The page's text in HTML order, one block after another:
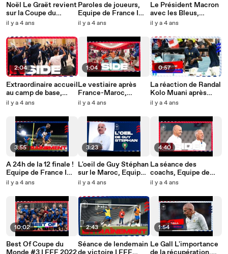
Noël Le Graët revient
sur la Coupe du
Monde des Bleus I
il y a 4 ans
2:04
Extraordinaire accueil
au camp de base,
Equipe de France I
il y a 4 ans
3:55
A 24h de la 12 finale !
Equipe de France I
FFF 2022
il y a 4 ans
10:02
Best Of Coupe du
Paroles de joueurs,
Equipe de France I
FFF 2022
il y a 4 ans
1:04
Le vestiaire après
France-Maroc,
Equipe de France I
il y a 4 ans
3:23
L'oeil de Guy Stéphan
sur le Maroc, Equipe
de France I FFF 2022
il y a 4 ans
2:43
Séance de lendemain
Le Président Macron
avec les Bleus,
Equipe de France I
il y a 4 ans
0:57
La réaction de Randal
Kolo Muani après
France - Maroc I FFF
il y a 4 ans
4:40
La séance des
coachs, Equipe de
France I FFF 2022
il y a 4 ans
1:54
Le Gall L'importance